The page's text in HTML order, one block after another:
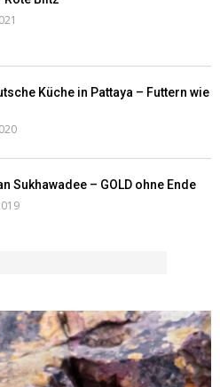
Küche in Pattaya – Futtern wie
Sukhawadee – GOLD ohne Ende